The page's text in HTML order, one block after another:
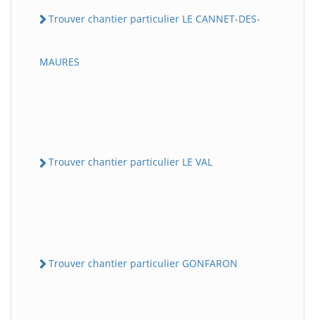
Trouver chantier particulier LE CANNET-DES-
MAURES
Trouver chantier particulier LE VAL
Trouver chantier particulier GONFARON